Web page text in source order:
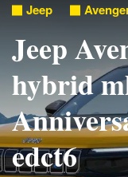
Jeep
Jeep
hybrid
edct6